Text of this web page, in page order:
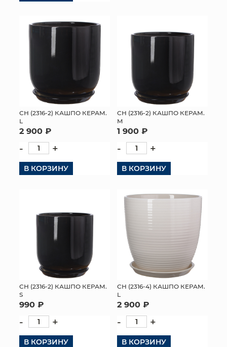
СН (2316-2) КАШПО КЕРАМ.
L
2 900 ₽
- +
В КОРЗИНУ
СН (2316-2) КАШПО КЕРАМ.
M
1 900 ₽
- +
В КОРЗИНУ
СН (2316-2) КАШПО КЕРАМ.
S
990 ₽
- +
В КОРЗИНУ
СН (2316-4) КАШПО КЕРАМ.
L
2 900 ₽
- +
В КОРЗИНУ